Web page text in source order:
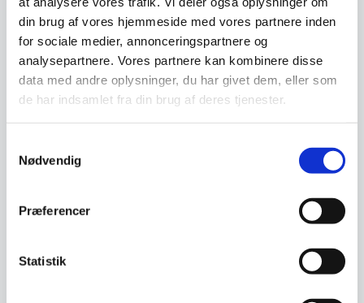
din brug af vores hjemmeside med vores partnere inden
for sociale medier, annonceringspartnere og
analysepartnere. Vores partnere kan kombinere disse
data med andre oplysninger, du har givet dem, eller som
de har indsamlet fra din brug af deres tjenester.
Nødvendig
Præferencer
Statistik
Relaterede varer
5010907
Stentøj er lertøj, brændt og